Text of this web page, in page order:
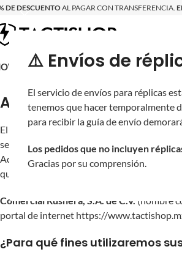
⚠️ Envíos de
El servicio de envíos para réplicas
tenemos que hacer temporalmente
para recibir la guía de envío
Los pedidos que no incluyen
Gracias por su comprensión.
DE DESCUENTOAL PAGAR CON TRANSFERENCIA.
RÉPLICASPARTES Y
Aviso de Privacidad
El Aviso de Privacidad tiene como
serán sometidos sus datos personales. Lo
Adicionalmente, el Aviso de Privacidad
que son sometidos sus datos personales.
Comercial Rushera, S.A. de C.V. (nombre
portal de internet https://
¿Para qué fines utilizaremos